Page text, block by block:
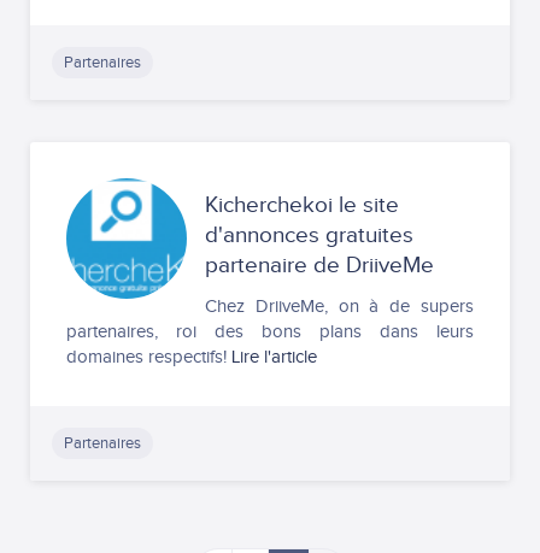
Partenaires
Kicherchekoi le site
d'annonces gratuites
partenaire de DriiveMe
Chez DriiveMe, on à de supers
partenaires, roi des bons plans dans leurs
domaines respectifs! Lire l'article
Partenaires